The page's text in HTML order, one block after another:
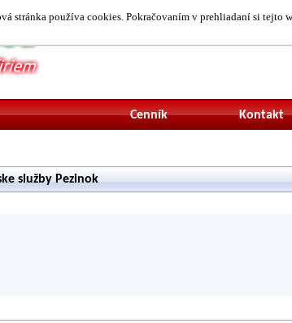
stránka používa cookies. Pokračovaním v prehliadaní si tejto
Kontakt
Cenník
služby Pezinok